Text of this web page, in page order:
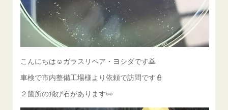
こんにちは☺ガラスリペア・ヨシダです🙇
車検で市内整備工場様より依頼で訪問です👮
２箇所の飛び石があります👀